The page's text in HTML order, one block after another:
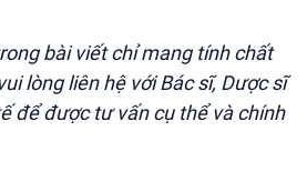
bài viết chỉ mang tính chất
lòng liên hệ với Bác sĩ, Dược sĩ
để được tư vấn cụ thể và chính